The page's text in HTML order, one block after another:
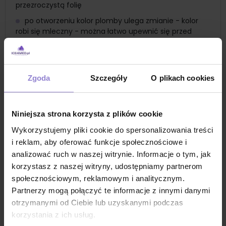
Zgoda Szczegóły O plikach cookies
Niniejsza strona korzysta z plików cookie
Wykorzystujemy pliki cookie do spersonalizowania treści
i reklam, aby oferować funkcje społecznościowe i
analizować ruch w naszej witrynie. Informacje o tym, jak
korzystasz z naszej witryny, udostępniamy partnerom
społecznościowym, reklamowym i analitycznym.
Partnerzy mogą połączyć te informacje z innymi danymi
otrzymanymi od Ciebie lub uzyskanymi podczas
korzystania z ich usług.
przezroczystą folię
po otworzeniu kolor plomby ulega zmianie - kolor
robi się mleczny - można łatwo upewnić się przed
skalpel składa się z najwyższej jakości ostrza
rękojeścią w wygodnego i lekkiego tworzywa
sztucznego (polistyren)
na każdym skalpelu znajduje sie miarka oraz znak CE
po zakończeniu zabiegu skalpel utylizuje się w
standardowym pojemniku na ostre odpady medyczne
skalpele znajdują zastosowanie na salach
operacyjnych, w ratownictwie, jako element zestawów
zabiegowych
Zastosowanie
sterylny skalpel chirurgiczny nr 18 do
natychmiastowego użycia, jednorazowy